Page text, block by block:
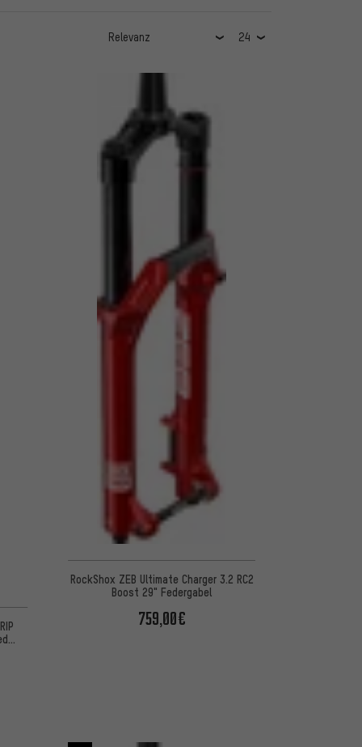
RockShox ZEB Ultimate Charger 3.2 RC2
Boost 29" Federgabel
759,00€